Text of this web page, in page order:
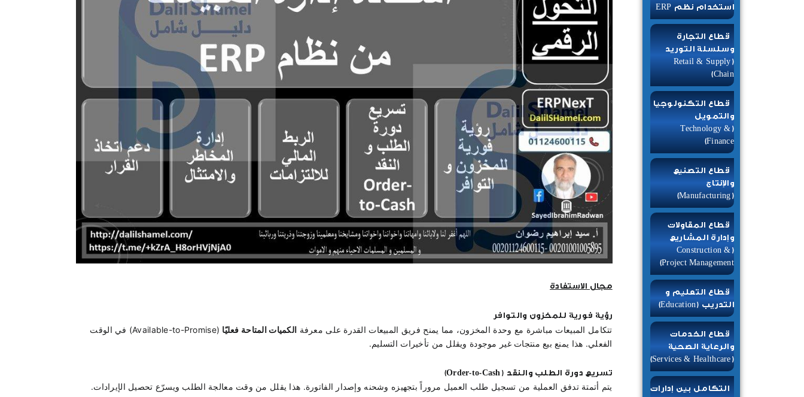
استخدام نظم ERP
قطاع التجارة
وسلسلة التوريد
(Retail & Supply
Chain)
قطاع التكنولوجيا
والتمويل
(Technology &
Finance)
قطاع التصنيع
والإنتاج
(Manufacturing)
قطاع المقاولات
وإدارة المشاريع
(Construction &
Project Management)
قطاع التعليم و
التدريب (Education)
قطاع الخدمات
والرعاية الصحية
(Services & Healthcare)
التكامل بين إدارات
مجال الاستفادة
رؤية فورية للمخزون والتوافر
تتكامل المبيعات مباشرة مع وحدة المخزون، مما يمنح فريق المبيعات القدرة على معرفة الكميات المتاحة فعليًا
الفعلي. هذا يمنع بيع منتجات غير موجودة ويقلل من تأخيرات التسليم.
تسريع دورة الطلب والنقد (Order-to-Cash)
يتم أتمتة تدفق العملية من تسجيل طلب العميل مروراً بتجهيزه وشحنه وإصدار الفاتورة. هذا يقلل من وقت معالجة الطلب ويسرّع تحصيل الإيرادات.